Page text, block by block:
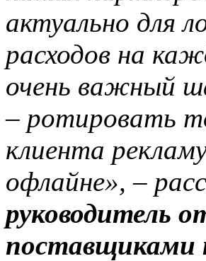
актуально для
расходов на
очень важный
– ротировать
клиента
офлайне», –
руководитель
поставщиками